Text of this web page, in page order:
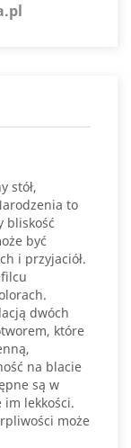
stół,
to
bliskość
być
i przyjaciół.
dwóch
które
na blacie
są w
lekkości.
może